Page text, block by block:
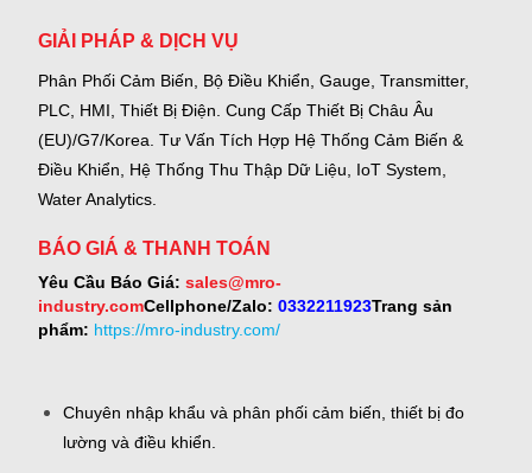
GIẢI PHÁP & DỊCH VỤ
Phân Phối Cảm Biến, Bộ Điều Khiển, Gauge, Transmitter,
PLC, HMI, Thiết Bị Điện. Cung Cấp Thiết Bị Châu Âu
(EU)/G7/Korea. Tư Vấn Tích Hợp Hệ Thống Cảm Biến &
Điều Khiển, Hệ Thống Thu Thập Dữ Liệu, IoT System,
Water Analytics.
BÁO GIÁ & THANH TOÁN
Yêu Cầu Báo Giá: sales@mro-
industry.comCellphone/Zalo: 0332211923Trang sản
phẩm: https://mro-industry.com/
Chuyên nhập khẩu và phân phối cảm biến, thiết bị đo
lường và điều khiển.